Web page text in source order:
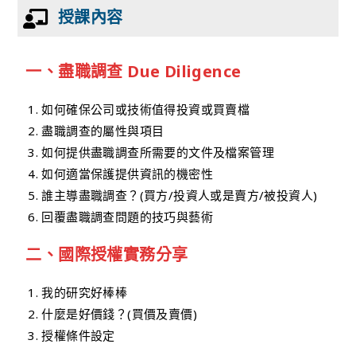
授課內容
一、盡職調查 Due Diligence
如何確保公司或技術值得投資或買賣檔
盡職調查的屬性與項目
如何提供盡職調查所需要的文件及檔案管理
如何適當保護提供資訊的機密性
誰主導盡職調查？(買方/投資人或是賣方/被投資人)
回覆盡職調查問題的技巧與藝術
二、國際授權實務分享
我的研究好棒棒
什麼是好價錢？(買價及賣價)
授權條件設定